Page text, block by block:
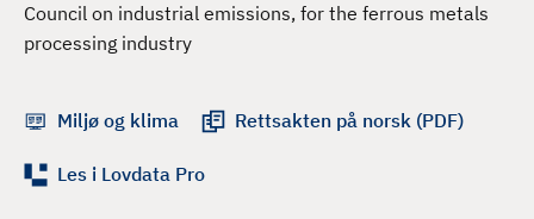
Council on industrial emissions, for the ferrous metals
processing industry
Miljø og klima Rettsakten på norsk (PDF)
Les i Lovdata Pro